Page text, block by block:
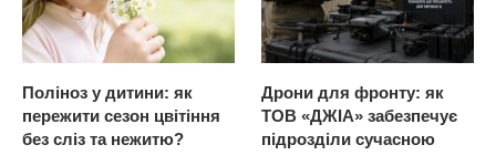
Поліноз у дитини: як
пережити сезон цвітіння
без сліз та нежитю?
Дрони для фронту: як
ТОВ «ДЖІА» забезпечує
підрозділи сучасною